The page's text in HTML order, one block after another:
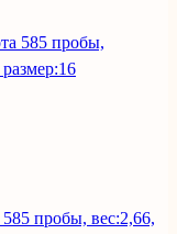
пробы, вес:2,66,